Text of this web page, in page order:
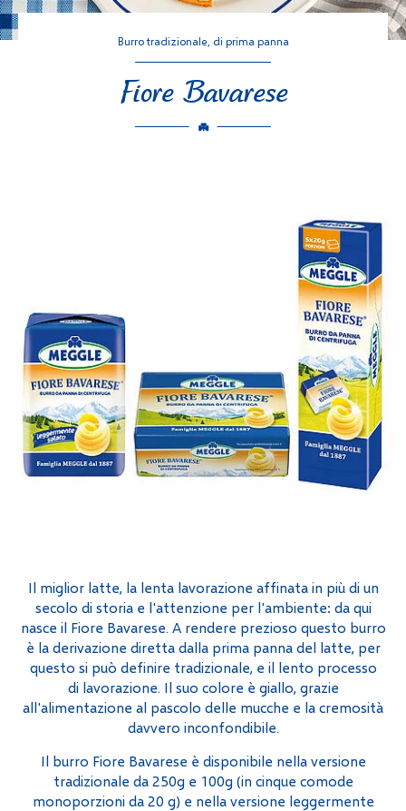
Burro tradizionale, di prima panna
Fiore Bavarese
Il miglior latte, la lenta lavorazione affinata in più di un
secolo di storia e l'attenzione per l'ambiente: da qui
nasce il Fiore Bavarese. A rendere prezioso questo burro
è la derivazione diretta dalla prima panna del latte, per
questo si può definire tradizionale, e il lento processo
di lavorazione. Il suo colore è giallo, grazie
all'alimentazione al pascolo delle mucche e la cremosità
davvero inconfondibile.
Il burro Fiore Bavarese è disponibile nella versione
tradizionale da 250g e 100g (in cinque comode
monoporzioni da 20 g) e nella versione leggermente